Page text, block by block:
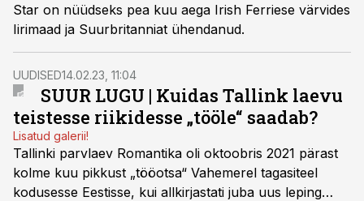
Star on nüüdseks pea kuu aega Irish Ferriese värvides
Iirimaad ja Suurbritanniat ühendanud.
UUDISED14.02.23, 11:04
SUUR LUGU | Kuidas Tallink laevu
teistesse riikidesse „tööle“ saadab?
Lisatud galerii!
Tallinki parvlaev Romantika oli oktoobris 2021 pärast
kolme kuu pikkust „tööotsa“ Vahemerel tagasiteel
kodusesse Eestisse, kui allkirjastati juba uus leping